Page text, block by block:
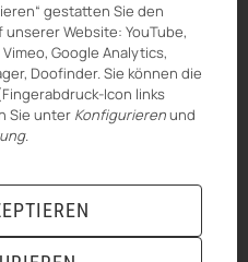
gesetzlicher USt., zzgl.
gestatten Sie den
Website: YouTube,
Google Analytics,
Doofinder. Sie können die
Icon links
Sie unter Konfigurierenund
.